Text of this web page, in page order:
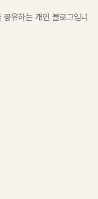
유하는 개인 블로그입니